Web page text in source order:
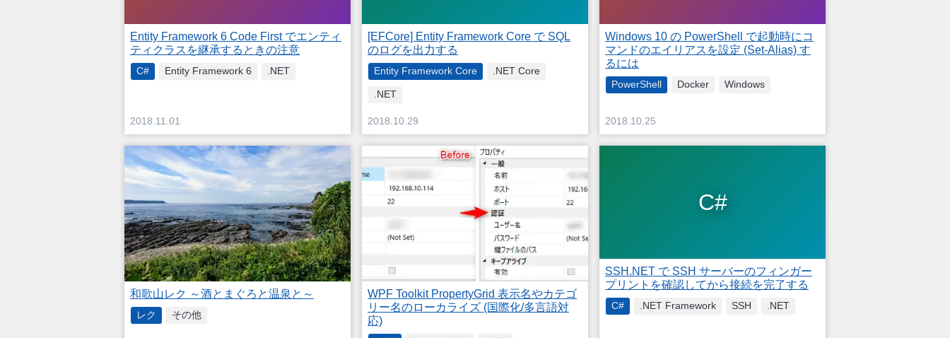
Entity Framework 6 Code First でエンティ
ティクラスを継承するときの注意
C# Entity Framework 6 .NET
2018.11.01
[EFCore] Entity Framework Core で SQL
のログを出力する
Entity Framework Core .NET Core
.NET
2018.10.29
Windows 10 の PowerShell で起動時にコ
マンドのエイリアスを設定 (Set-Alias) す
るには
PowerShell Docker Windows
2018.10.25
和歌山レク ～酒とまぐろと温泉と～
レク その他
WPF Toolkit PropertyGrid 表示名やカテゴ
リー名のローカライズ (国際化/多言語対
応)
C#
SSH.NET で SSH サーバーのフィンガー
プリントを確認してから接続を完了する
C# .NET Framework SSH .NET